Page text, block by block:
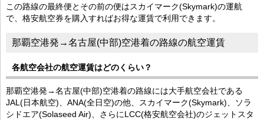
この路線の最終便とその前の便はスカイマーク(Skymark)の運航
で、格安航空券を購入すればお得な運賃で利用できます。
那覇空港発→名古屋(中部)空港着の路線の航空運賃
各航空会社の航空運賃はどのくらい？
那覇空港発→名古屋(中部)空港着の路線には大手航空会社である
JAL(日本航空)、ANA(全日空)の他、スカイマーク(Skymark)、ソラ
シドエア(Solaseed Air)、さらにLCC(格安航空会社)のジェットスタ